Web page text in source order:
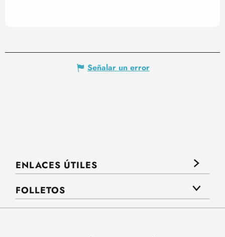
Señalar un error
ENLACES ÚTILES
FOLLETOS